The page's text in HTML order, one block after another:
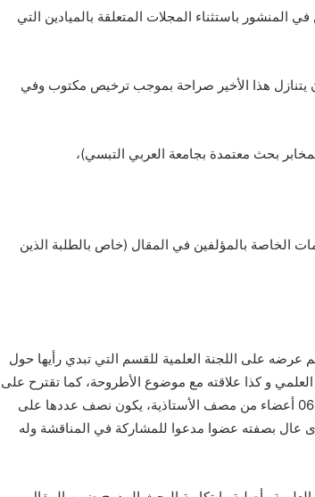
باستثناء المجلات المتعلقة بالميادين التي
هذا الأخير صراحة بموجب ترخيص مكتوب وفي
بحث معتمدة بجامعة العربي التبسي)،
الخاصة بالمؤلفين في المقال (خاص بالطلبة الذين
عرضه على اللجنة العلمية للقسم التي تبدي رأيها حول
و كذا علاقته مع موضوع الأطروحة، كما تقترح على
المجلس العلمي للكلية أو المعهد لجنة المناقشة المتكونة من 04 إلى 06 أعضاء من مصف الأستاذية، يكون نصف عددها على
عال بصفته عضوا مدعوا للمشاركة في المناقشة وله